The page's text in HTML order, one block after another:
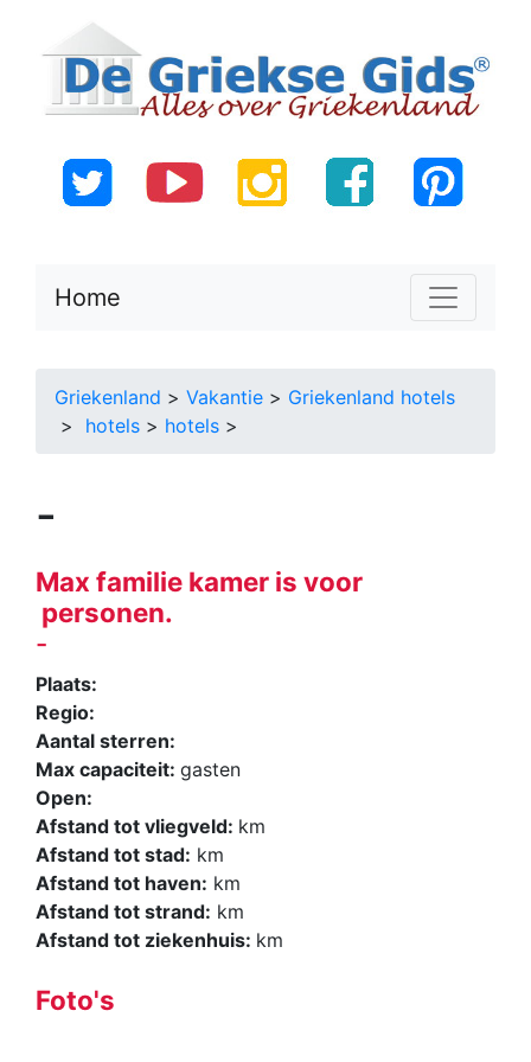
Home
Griekenland > Vakantie > Griekenland hotels
>
hotels > hotels >
-
Max familie kamer is voor
personen.
-
Plaats:
Regio:
Aantal sterren:
Max capaciteit: gasten
Open:
Afstand tot vliegveld: km
Afstand tot stad: km
Afstand tot haven: km
Afstand tot strand: km
Afstand tot ziekenhuis: km
Foto's